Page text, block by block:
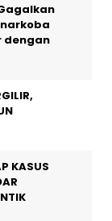
dengan
KASUS